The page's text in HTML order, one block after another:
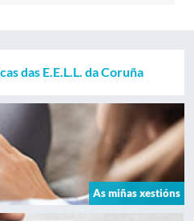
das E.E.L.L. da Coruña
As miñas xestións